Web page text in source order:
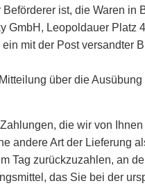
ist, die Waren in
Leopoldauer Platz
mit der Post versandter
über die
die wir von
andere Art der Lieferung
Tag zurückzuzahlen, an
das Sie bei der